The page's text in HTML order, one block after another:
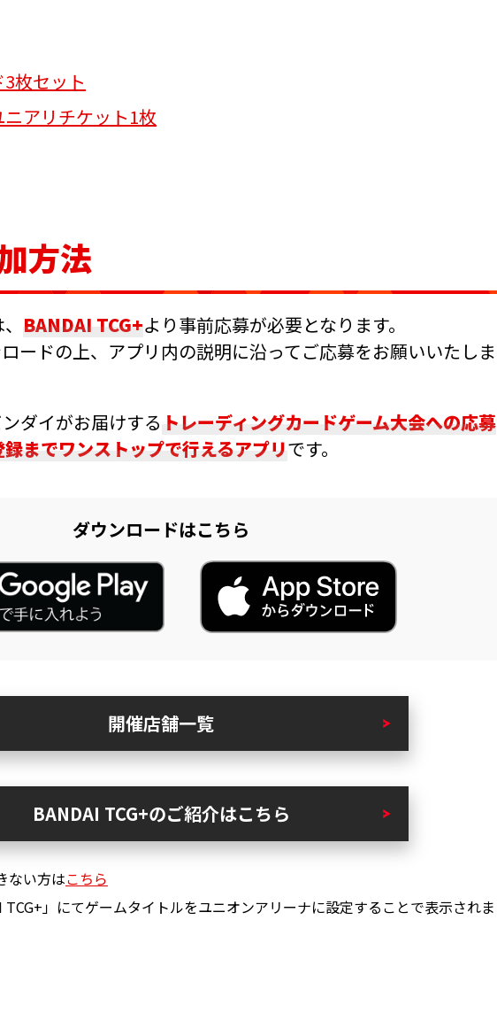
枚セット
アリチケット1枚
方法
BANDAI TCG+より事前応募が必要となります。
ードの上、アプリ内の説明に沿ってご応募をお願いいたしま
ダイがお届けする トレーディングカードゲーム大会への応募
までワンストップで行えるアプリです。
ダウンロードはこちら
開催店舗一覧
BANDAI TCG+のご紹介はこちら
ない方はこちら
」にてゲームタイトルをユニオンアリーナに設定することで表示されま